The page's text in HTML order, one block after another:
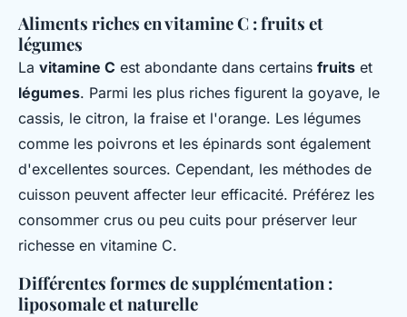
Aliments riches en vitamine C : fruits et
légumes
La vitamine C est abondante dans certains fruits et
légumes. Parmi les plus riches figurent la goyave, le
cassis, le citron, la fraise et l'orange. Les légumes
comme les poivrons et les épinards sont également
d'excellentes sources. Cependant, les méthodes de
cuisson peuvent affecter leur efficacité. Préférez les
consommer crus ou peu cuits pour préserver leur
richesse en vitamine C.
Différentes formes de supplémentation :
liposomale et naturelle